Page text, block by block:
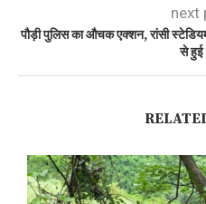
next
पौड़ी पुलिस का औचक एक्शन, रांसी
से हुई